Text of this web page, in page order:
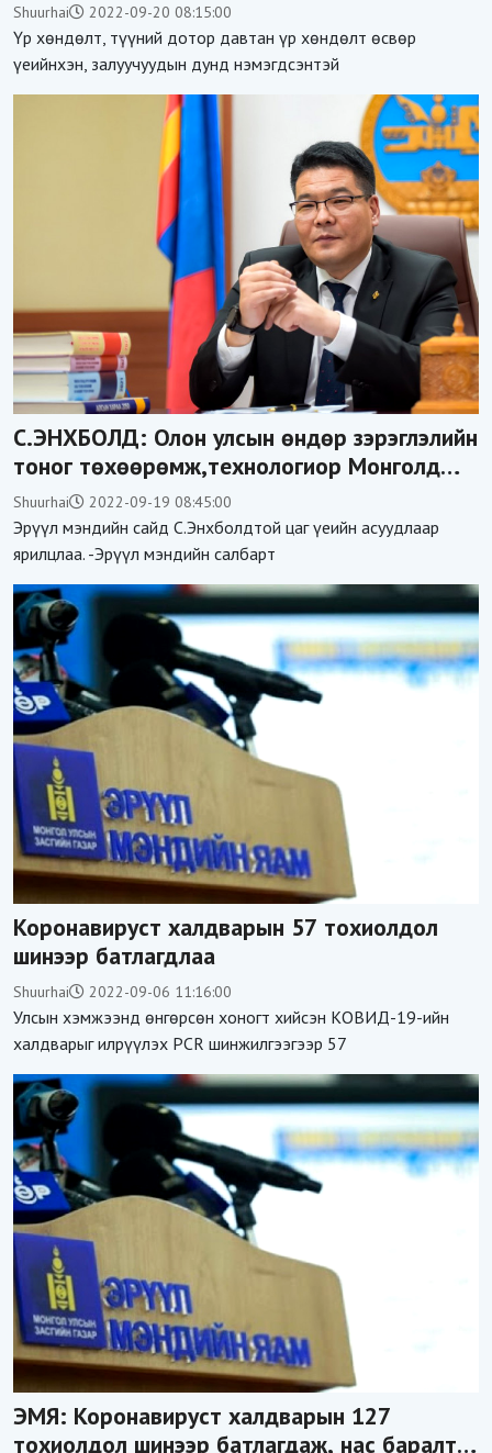
Shuurhai 2022-09-20 08:15:00
Үр хөндөлт, түүний дотор давтан үр хөндөлт өсвөр
үеийнхэн, залуучуудын дунд нэмэгдсэнтэй
С.ЭНХБОЛД: Олон улсын өндөр зэрэглэлийн
тоног төхөөрөмж,технологиор Монголд
эмчлэгдэх боломжгүй 6 өвчний ЭМЧИЛГЭЭГ
нэвтрүүллээ
Shuurhai 2022-09-19 08:45:00
Эрүүл мэндийн сайд С.Энхболдтой цаг үеийн асуудлаар
ярилцлаа. -Эрүүл мэндийн салбарт
Коронавируст халдварын 57 тохиолдол
шинээр батлагдлаа
Shuurhai 2022-09-06 11:16:00
Улсын хэмжээнд өнгөрсөн хоногт хийсэн КОВИД-19-ийн
халдварыг илрүүлэх PCR шинжилгээгээр 57
ЭМЯ: Коронавируст халдварын 127
тохиолдол шинээр батлагдаж, нас баралт